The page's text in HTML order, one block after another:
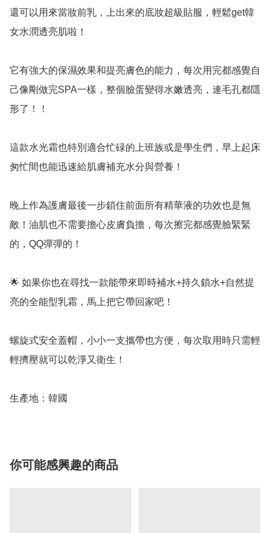
還可以用來當妝前乳，上出來的底妝超級貼服，輕鬆get韓
女水潤透亮肌啦！
它有強大的保濕效果和提亮膚色的能力，每次用完都感覺自
己像剛做完SPA一樣，整個臉蛋變得水嫩透亮，連毛孔都隱
形了！！
這款水光霜也特別適合忙碌的上班族或是學生們，早上起床
匆忙間也能迅速給肌膚補充水分與營養！
晚上作為護膚最後一步鎖住前面所有精華液的功效也是無
敵！油肌也不需要擔心皮膚負擔，每次擦完都感覺臉緊緊
的，QQ彈彈的！
🌟 如果你也在尋找一款能帶來即時補水+持久鎖水+自然提
亮的全能型乳霜，馬上把它帶回家吧！
螺旋式安全蓋帽，小小一支攜帶也方便，每次取用時只需輕
輕擠壓就可以乾淨又衛生！
生產地：韓國
你可能感興趣的商品